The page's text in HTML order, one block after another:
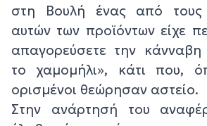
στη Βουλή ένας από τους
αυτών των προϊόντων είχε
απαγορεύσετε την
το χαμομήλι», κάτι που,
ορισμένοι θεώρησαν αστείο.
Στην ανάρτησή του